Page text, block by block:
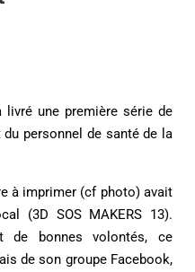
livré une première série de
personnel de santé de la
à imprimer (cf photo) avait
(3D SOS MAKERS 13).
de bonnes volontés, ce
de son groupe Facebook,